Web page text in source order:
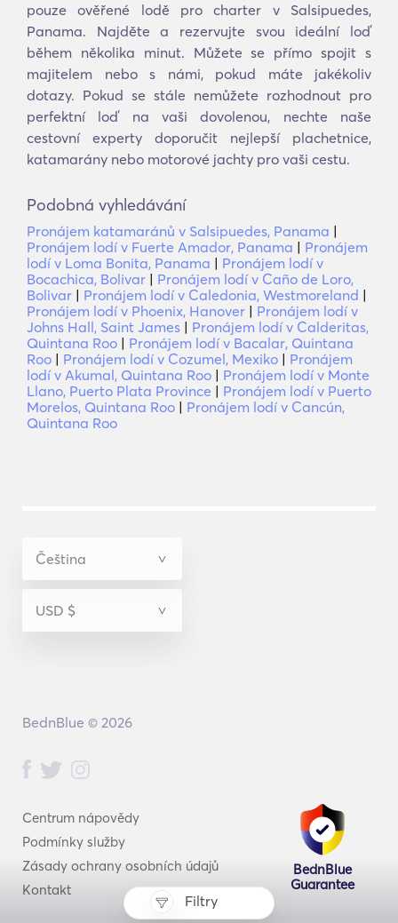
Filtry
pouze ověřené lodě pro charter v Salsipuedes,
Panama. Najděte a rezervujte svou ideální loď
během několika minut. Můžete se přímo spojit s
majitelem nebo s námi, pokud máte jakékoliv
dotazy. Pokud se stále nemůžete rozhodnout pro
perfektní loď na vaši dovolenou, nechte naše
cestovní experty doporučit nejlepší plachetnice,
katamarány nebo motorové jachty pro vaši cestu.
Podobná vyhledávání
Pronájem katamaránů v Salsipuedes, Panama |
Pronájem lodí v Fuerte Amador, Panama | Pronájem
lodí v Loma Bonita, Panama | Pronájem lodí v
Bocachica, Bolivar | Pronájem lodí v Caño de Loro,
Bolivar | Pronájem lodí v Caledonia, Westmoreland |
Pronájem lodí v Phoenix, Hanover | Pronájem lodí v
Johns Hall, Saint James | Pronájem lodí v Calderitas,
Quintana Roo | Pronájem lodí v Bacalar, Quintana
Roo | Pronájem lodí v Cozumel, Mexiko | Pronájem
lodí v Akumal, Quintana Roo | Pronájem lodí v Monte
Llano, Puerto Plata Province | Pronájem lodí v Puerto
Morelos, Quintana Roo | Pronájem lodí v Cancún,
Quintana Roo
Centrum nápovědy
Podmínky služby
Zásady ochrany osobních údajů
Kontakt
BednBlue
Guarantee
BednBlue © 2026